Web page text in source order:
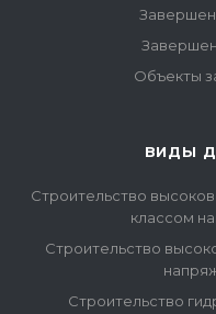
Объекты
ВИДЫ
Строительство
классом
Строительство
Строительство